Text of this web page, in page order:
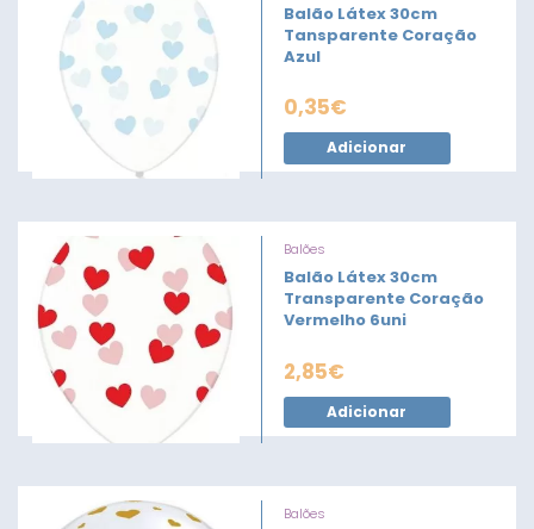
Balão Látex 30cm
Tansparente Coração
Azul
0,35€
Adicionar
Balões
Balão Látex 30cm
Transparente Coração
Vermelho 6uni
2,85€
Adicionar
Balões